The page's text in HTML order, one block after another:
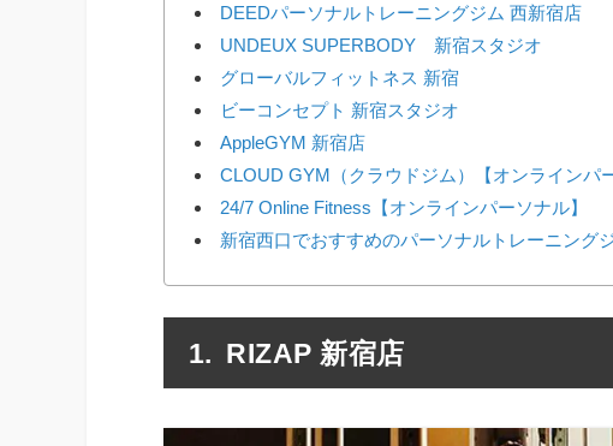
DEEDパーソナルトレーニングジム 西新宿店
UNDEUX SUPERBODY 新宿スタジオ
グローバルフィットネス 新宿
ビーコンセプト 新宿スタジオ
AppleGYM 新宿店
CLOUD GYM（クラウドジム）【オンラインパ
24/7 Online Fitness【オンラインパーソナル】
新宿西口でおすすめのパーソナルトレーニング
RIZAP 新宿店